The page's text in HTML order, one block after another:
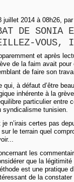
juillet 2014 à 08h26,
DE SONIA
et après
de la faim avait pour
de faire son
qui, à défaut d’être
inhérente à la
particulier
syndicalisme tunisien.
je n’irais certes pas
sur le terrain quel
les
que la
est une pratique
de la